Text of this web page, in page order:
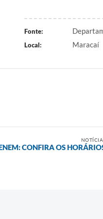
Fonte:
Local: Maracaí
CONFIRA OS